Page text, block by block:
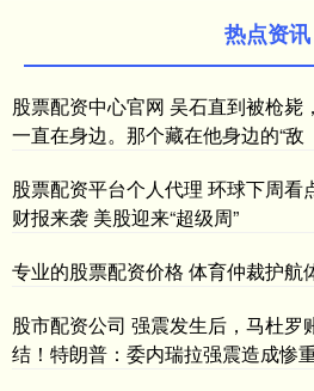
热点资讯
股票配资中心官网 吴石直到被枪毙
一直在身边。那个藏在他身边的“敌
股票配资平台个人代理 环球下周看
财报来袭 美股迎来“超级周”
专业的股票配资价格 体育仲裁护航
股市配资公司 强震发生后，马杜罗
结！特朗普：委内瑞拉强震造成惨